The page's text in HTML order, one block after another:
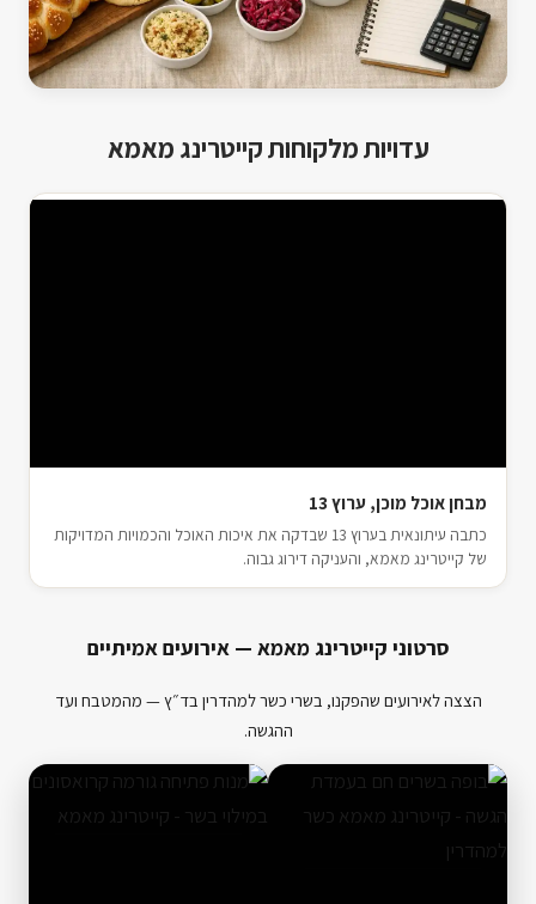
עדויות מלקוחות קייטרינג מאמא
מבחן אוכל מוכן, ערוץ 13
כתבה עיתונאית בערוץ 13 שבדקה את איכות האוכל והכמויות המדויקות
של קייטרינג מאמא, והעניקה דירוג גבוה.
סרטוני קייטרינג מאמא — אירועים אמיתיים
הצצה לאירועים שהפקנו, בשרי כשר למהדרין בד״ץ — מהמטבח ועד
ההגשה.